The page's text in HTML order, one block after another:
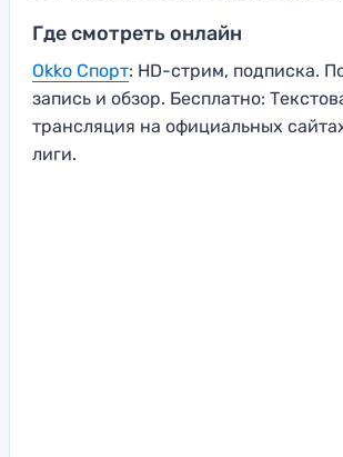
Где смотреть онлайн
Okko Спорт: HD-стрим, подписка.
запись и обзор. Бесплатно:
трансляция на официальных
лиги.